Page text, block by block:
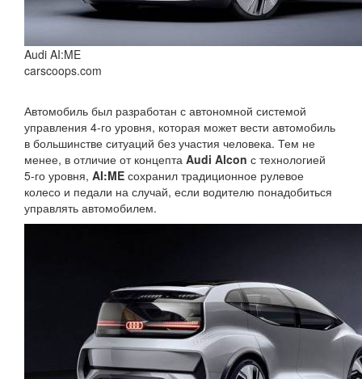
Audi AI:ME
carscoops.com
Автомобиль был разработан с автономной системой
управления 4-го уровня, которая может вести автомобиль
в большинстве ситуаций без участия человека. Тем не
менее, в отличие от концепта Audi Alcon с технологией
5-го уровня, AI:ME сохранил традиционное рулевое
колесо и педали на случай, если водителю понадобиться
управлять автомобилем.